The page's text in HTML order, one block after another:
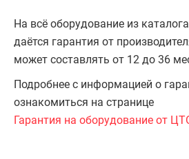
На всё оборудование из
даётся гарантия от
может составлять от 12 до 36
Подробнее с информацией о
ознакомиться на странице
Гарантия на оборудование от